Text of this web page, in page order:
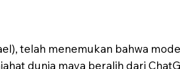
telah menemukan bahwa
dunia maya beralih dari